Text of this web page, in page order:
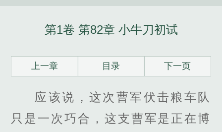
第1卷 第82章 小牛刀初试
上一章 目录 下一页
应该说，这次曹军伏击粮车队
只是一次巧合，这支曹军是正在博